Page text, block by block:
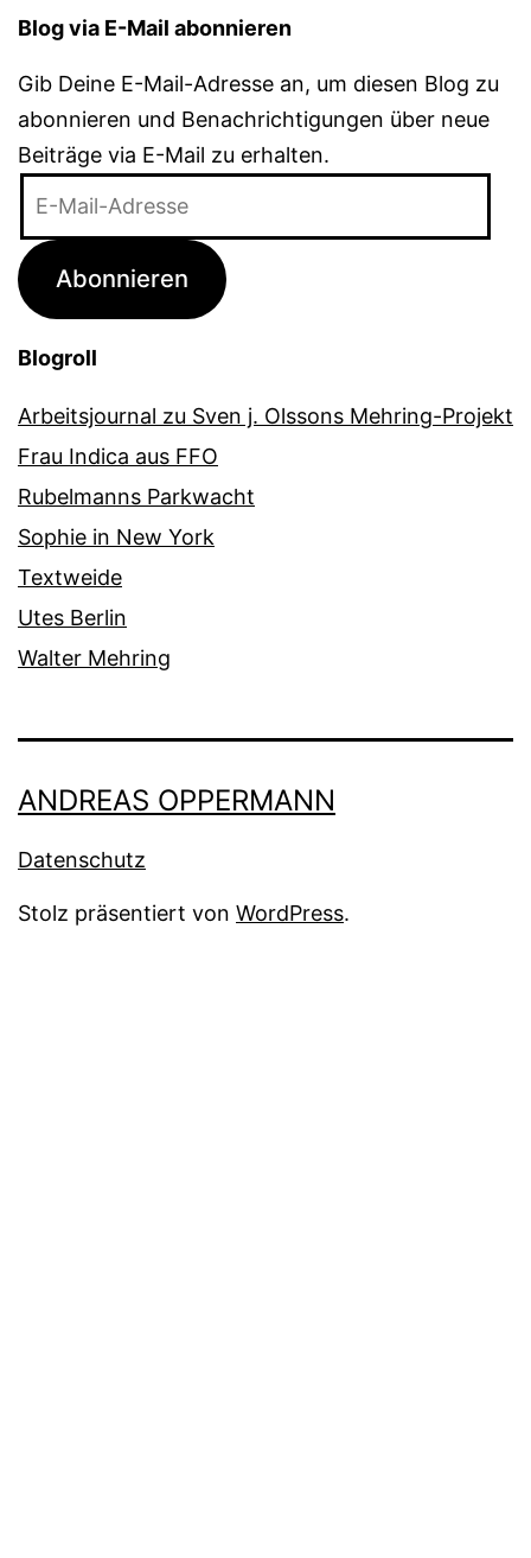
Blog via E-Mail abonnieren
Gib Deine E-Mail-Adresse an, um diesen Blog zu
abonnieren und Benachrichtigungen über neue
Beiträge via E-Mail zu erhalten.
Adresse
Abonnieren
Blogroll
Arbeitsjournal zu Sven j. Olssons Mehring-Projekt
Frau Indica aus FFO
Rubelmanns Parkwacht
Sophie in New York
Textweide
Utes Berlin
Walter Mehring
ANDREAS OPPERMANN
Datenschutz
Stolz präsentiert von WordPress.